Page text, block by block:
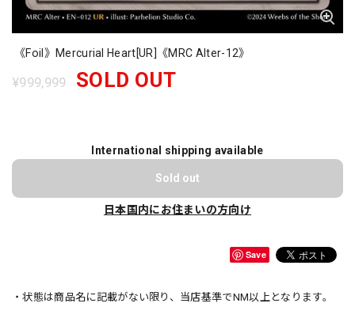
《Foil》Mercurial Heart[UR]《MRC Alter-12》
¥999,999 SOLD OUT
International shipping available
Sold out
日本国内にお住まいの方向け
Save
・状態は商品名に記載がない限り、当店基準でNM以上となります。